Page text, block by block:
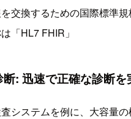
交換するための国際標準規
「HL7 FHIR」
: 迅速で正確な診断を
システムを例に、大容量